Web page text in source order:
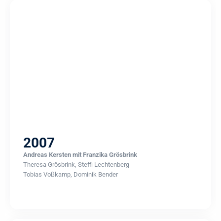
2007
Andreas Kersten mit Franzika Grösbrink
Theresa Grösbrink, Steffi Lechtenberg
Tobias Voßkamp, Dominik Bender